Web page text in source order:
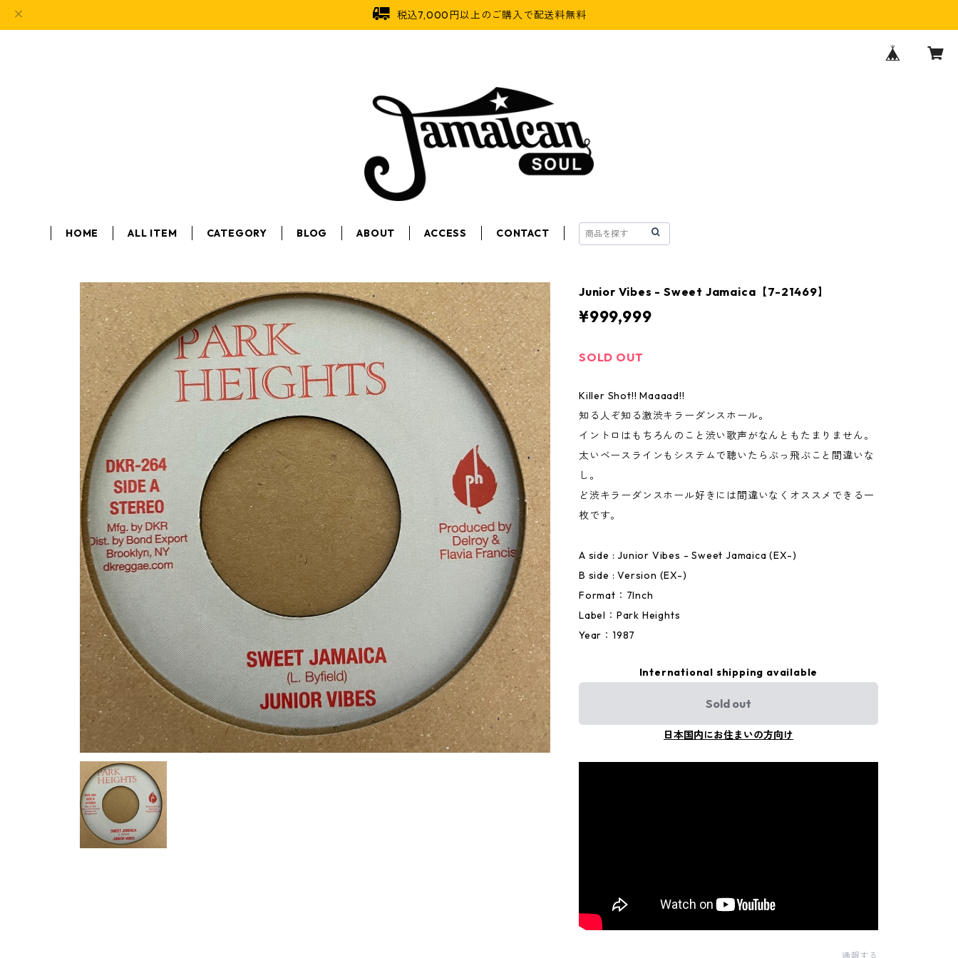
税込7,000円以上のご購入で配送料無料
HOME ALL ITEM CATEGORY BLOG ABOUT ACCESS CONTACT
Junior Vibes - Sweet Jamaica【7-21469】
¥999,999
SOLD OUT
Killer Shot!! Maaaad!!
知る人ぞ知る激渋キラーダンスホール。
イントロはもちろんのこと渋い歌声がなんともたまりません。
太いベースラインもシステムで聴いたらぶっ飛ぶこと間違いな
し。
ど渋キラーダンスホール好きには間違いなくオススメできる一
枚です。
A side : Junior Vibes - Sweet Jamaica (EX-)
B side : Version (EX-)
Format：7Inch
Label：Park Heights
Year：1987
International shipping available
Sold out
日本国内にお住まいの方向け
通報する